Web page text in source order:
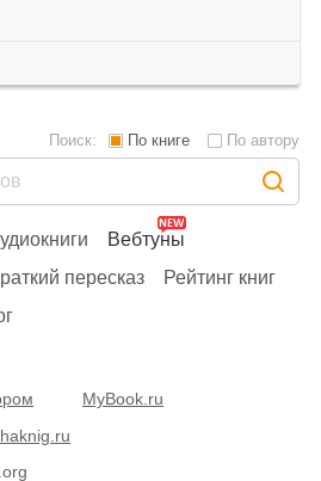
Вебтуны
пересказ
Рейтинг книг
Поиск: По книге По автору
MyBook.ru